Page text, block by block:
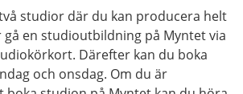
studior där du kan producera helt
gå en studioutbildning på Myntet via
Därefter kan du boka
och onsdag. Om du är